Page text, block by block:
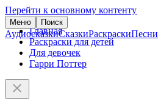
Перейти к основному контенту
Меню Поиск
АудиосказкиСказкиРаскраскиПесни
Главная
Раскраски для детей
Для девочек
Гарри Поттер